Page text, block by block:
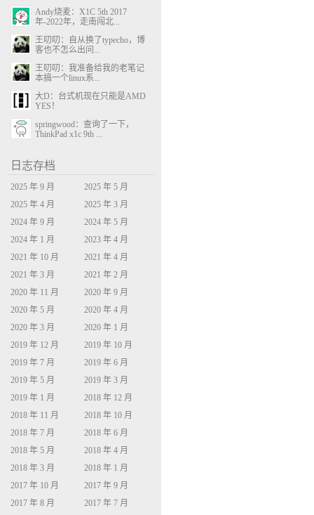
Andy烧麦：X1C 5th 2017
年-2022年，走南闯北...
王叨叨：自从换了typecho，博
客也不怎么出问...
王叨叨：我准备给我的老笔记
本搞一个linux系...
大D：台式机现在只能是AMD
YES！
springwood：查询了一下，
ThinkPad x1c 9th ...
日志存档
2025 年 9 月
2025 年 5 月
2025 年 4 月
2025 年 3 月
2024 年 9 月
2024 年 5 月
2024 年 1 月
2023 年 4 月
2021 年 10 月
2021 年 4 月
2021 年 3 月
2021 年 2 月
2020 年 11 月
2020 年 9 月
2020 年 5 月
2020 年 4 月
2020 年 3 月
2020 年 1 月
2019 年 12 月
2019 年 10 月
2019 年 7 月
2019 年 6 月
2019 年 5 月
2019 年 3 月
2019 年 1 月
2018 年 12 月
2018 年 11 月
2018 年 10 月
2018 年 7 月
2018 年 6 月
2018 年 5 月
2018 年 4 月
2018 年 3 月
2018 年 1 月
2017 年 10 月
2017 年 9 月
2017 年 8 月
2017 年 7 月